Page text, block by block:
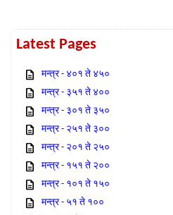
Latest Pages
मन्त्र - ४०१ ते ४५०
मन्त्र - ३५१ ते ४००
मन्त्र - ३०१ ते ३५०
मन्त्र - २५१ ते ३००
मन्त्र - २०१ ते २५०
मन्त्र - १५१ ते २००
मन्त्र - १०१ ते १५०
मन्त्र - ५१ ते १००